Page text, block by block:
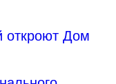
откроют Дом